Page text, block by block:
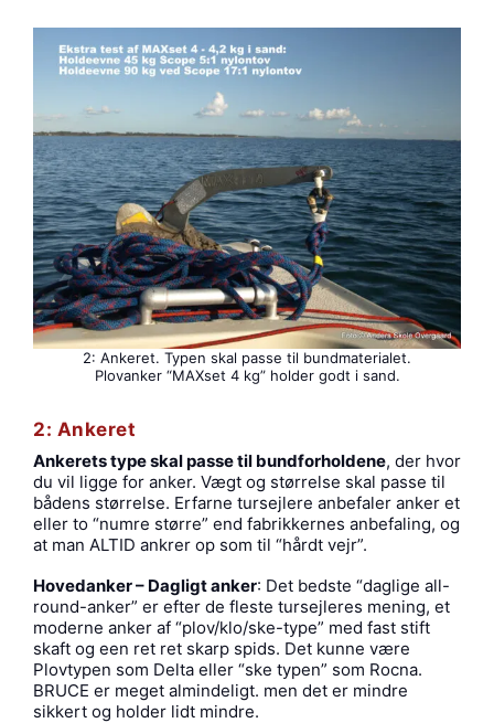
2: Ankeret. Typen skal passe til bundmaterialet.
Plovanker “MAXset 4 kg” holder godt i sand.
2: Ankeret
Ankerets type skal passe til bundforholdene, der hvor
du vil ligge for anker. Vægt og størrelse skal passe til
bådens størrelse. Erfarne tursejlere anbefaler anker et
eller to “numre større” end fabrikkernes anbefaling, og
at man ALTID ankrer op som til “hårdt vejr”.
Hovedanker – Dagligt anker: Det bedste “daglige all-
round-anker” er efter de fleste tursejleres mening, et
moderne anker af “plov/klo/ske-type” med fast stift
skaft og een ret ret skarp spids. Det kunne være
Plovtypen som Delta eller “ske typen” som Rocna.
BRUCE er meget almindeligt. men det er mindre
sikkert og holder lidt mindre.